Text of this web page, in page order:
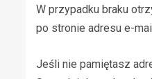
W przypadku braku
po stronie adresu e-
Jeśli nie pamiętasz